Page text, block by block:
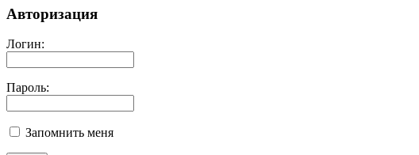
Авторизация
Логин:
Пароль:
Запомнить меня